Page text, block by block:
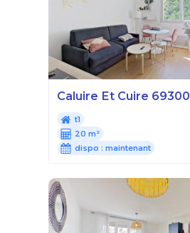
Caluire Et Cuire 69300
t1
20 m²
dispo : maintenant